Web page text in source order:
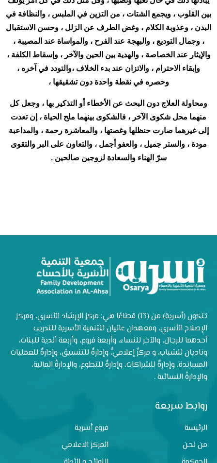
بين القلوب ، ويجمع الشتات ، من التزين في الملبس ، والنظافة في
البدن ، وعذوبة الكلام ، وغض الطرف عن الزلل ، وحسن الاستقبال
، وجمال التوديع ، والبهجة عند الفرح ، والمواساة عند المصيبة ،
والإيثار عند الخصاصة ، والهدية بين الحين والآخر ، وإسقاط الكلفة ،
وإبقاء الاحترام ، والاتزان عند بدء الخلاف ،والتودد في آخره ،
وحصره في نقطة واحدة دون تشقيقها ،
ومحاولة العلاج دون البحث عن الأخطاء أو التذكير بها ، وجعل كل
منهما محل شكوى الآخر ، فالشكوى بينهما ملح الحياة ، إن تعدت
إلى غيرهما صارت حنظلها وغصتها ، والمعاشرة رحمة ، والمداعبة
مودة ، والستر جميل ، والعفو أجمل ، والتعاون على البر والتقوى
سرّ الهناء والسعادة لزوجين صالحين .
تتكون (أسرية) من (13) قطاعًا هي: مركز الإرشاد الأسري، ومركز
الإصلاح الأسري، ومعهدان عاليان للتنمية الأسرية للتدريب
أحدهما للرجال، والآخر للنساء، وأربعة فروع، وأربعة أندية للبنات،
وناديان للشباب، و مركزٌ إعلاميٌّ، وإدارةٌ للتنسيق، وإدارةٌ للعمليات
المساندة، وإدارةٌ للشراكات، وإدارةٌ للتطوع، والإدارةُ المالية،
والإدارةُ النسائية .
روابط سريعة
الرئيسة
فروع أسرية
من نحن
المركز الاعلامي